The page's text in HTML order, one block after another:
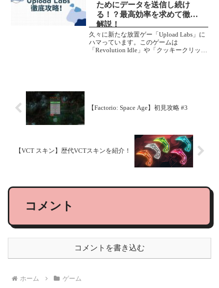
ためにデータを送信し続け
る！？最高効率を求めて徹底
解説！
久々に新たな放置ゲー「Upload Labs」に
ハマっています。このゲームは
「Revolution Idle」や「クッキークリッカ
【Factorio: Space Age】初見攻略 #3
【VCT スキン】歴代VCTスキンを紹介！
コメント
コメントを書き込む
ホーム ゲーム